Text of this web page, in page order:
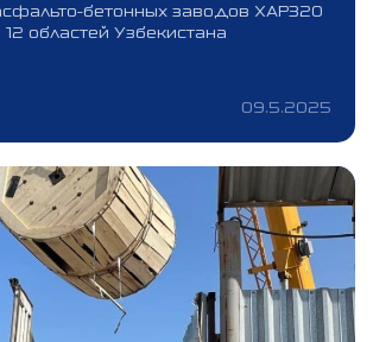
бетонных заводов XAP320
областей Узбекистана
09.5.2025